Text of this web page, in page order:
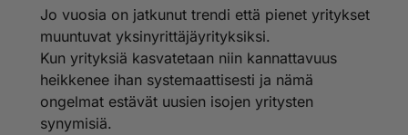
Jo vuosia on jatkunut trendi että pienet yritykset
muuntuvat yksinyrittäjäyrityksiksi.
Kun yrityksiä kasvatetaan niin kannattavuus
heikkenee ihan systemaattisesti ja nämä
ongelmat estävät uusien isojen yritysten
synymisiä.